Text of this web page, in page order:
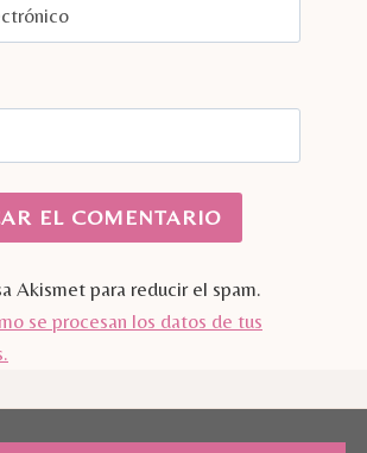
Akismet para reducir el spam.
se procesan los datos de tus